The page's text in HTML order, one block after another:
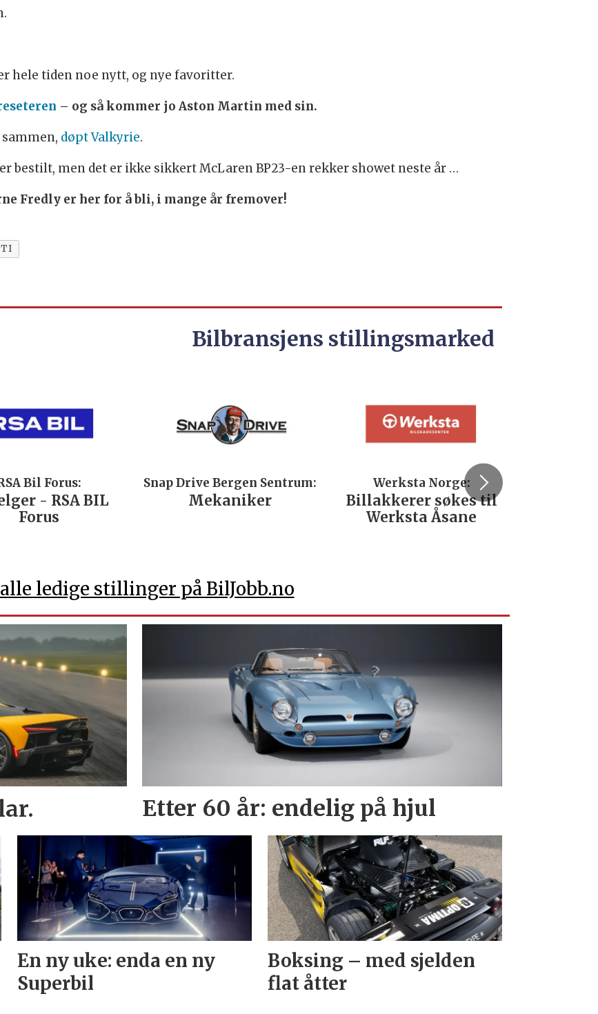
hele tiden noe nytt, og nye favoritter.
– og så kommer jo Aston Martin med sin.
døpt Valkyrie.
bestilt, men det er ikke sikkert McLaren BP23-en rekker showet neste år …
Fredly er her for å bli, i mange år fremover!
Bilbransjens stillingsmarked
Bil Forus:
- RSA BIL
Forus
Snap Drive Bergen Sentrum:
Mekaniker
Werksta Norge:
Billakkerer søkes til
Werksta Åsane
alle ledige stillinger på BilJobb.no
Etter 60 år: endelig på hjul
En ny uke: enda en ny
Superbil
Boksing – med sjelden
flat åtter